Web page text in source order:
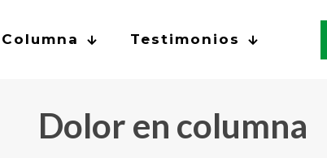
Columna Testimonios
Dolor en columna